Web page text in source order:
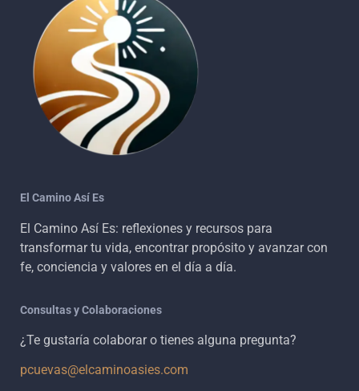
El Camino Así Es
El Camino Así Es: reflexiones y recursos para
transformar tu vida, encontrar propósito y avanzar con
fe, conciencia y valores en el día a día.
Consultas y Colaboraciones
¿Te gustaría colaborar o tienes alguna pregunta?
pcuevas@elcaminoasies.com